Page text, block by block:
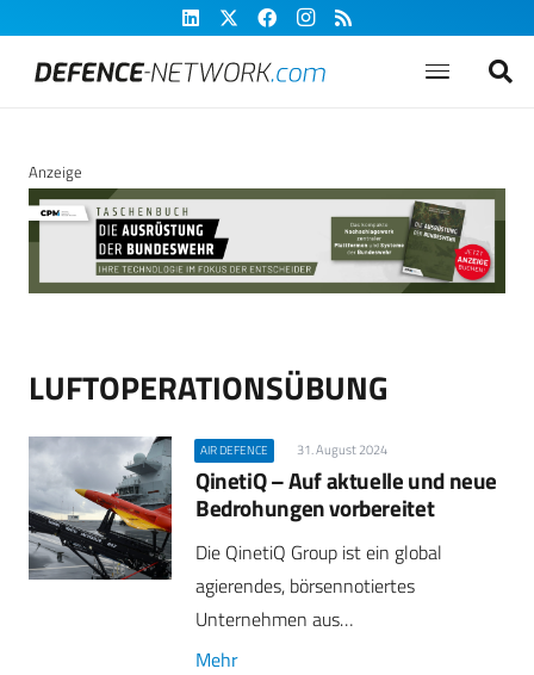
Anzeige
LUFTOPERATIONSÜBUNG
AIR DEFENCE 31. August 2024
QinetiQ – Auf aktuelle und neue
Bedrohungen vorbereitet
Die QinetiQ Group ist ein global
agierendes, börsennotiertes
Unternehmen aus…
Mehr